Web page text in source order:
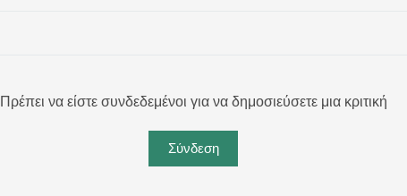
Πρέπει να είστε συνδεδεμένοι για να δημοσιεύσετε μια κριτική
Σύνδεση